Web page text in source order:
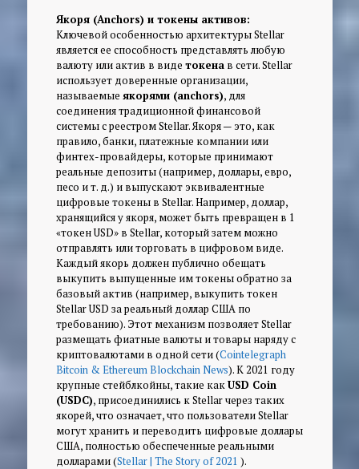
Якоря (Anchors) и токены активов:
Ключевой особенностью архитектуры Stellar
является ее способность представлять любую
валюту или актив в виде токенав сети. Stellar
использует доверенные организации,
называемые якорями (anchors), для
соединения традиционной финансовой
системы с реестром Stellar. Якоря — это, как
правило, банки, платежные компании или
финтех-провайдеры, которые принимают
реальные депозиты (например, доллары, евро,
песо и т. д.) и выпускают эквивалентные
цифровые токены в Stellar. Например, доллар,
хранящийся у якоря, может быть превращен в 1
«токен USD» в Stellar, который затем можно
отправлять или торговать в цифровом виде.
Каждый якорь должен публично обещать
выкупить выпущенные им токены обратно за
базовый актив (например, выкупить токен
Stellar USD за реальный доллар США по
требованию). Этот механизм позволяет Stellar
размещать фиатные валюты и товары наряду с
криптовалютами в одной сети (Cointelegraph
Bitcoin & Ethereum Blockchain News). К 2021 году
крупные стейблкойны, такие какUSD Coin
(USDC), присоединились к Stellar через таких
якорей, что означает, что пользователи Stellar
могут хранить и переводить цифровые доллары
США, полностью обеспеченные реальными
долларами (Stellar | The Story of 2021 ).